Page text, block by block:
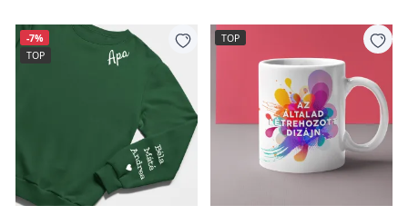
-7%
TOP
TOP